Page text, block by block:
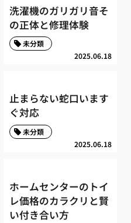
洗濯機のガリガリ音そ
の正体と修理体験
2025.06.18
未分類
止まらない蛇口います
ぐ対応
2025.06.18
未分類
ホームセンターのトイ
レ価格のカラクリと賢
い付き合い方